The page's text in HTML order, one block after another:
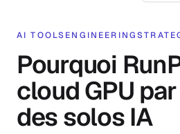
AI TOOLSENGINEERING
Pourquoi
cloud GPU
des solos IA